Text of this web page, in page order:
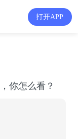
打开APP
你怎么看？